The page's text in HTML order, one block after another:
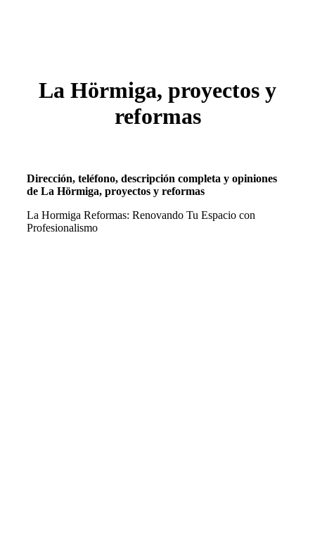
La Hörmiga, proyectos y
reformas
Dirección, teléfono, descripción completa y opiniones
de La Hörmiga, proyectos y reformas
La Hormiga Reformas: Renovando Tu Espacio con
Profesionalismo